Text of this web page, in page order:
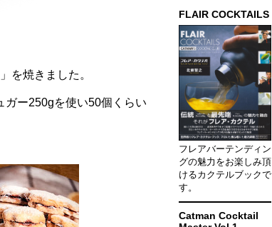
を焼きました。
ガー250gを使い50個くらい
FLAIR COCKTAILS
フレアバーテンディン
グの魅力をお楽しみ頂
けるカクテルブックで
す。
Catman Cocktail